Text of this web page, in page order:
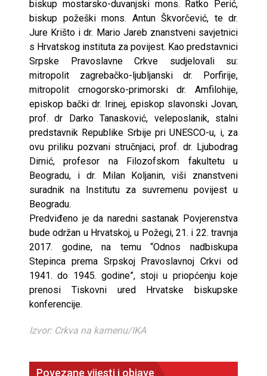
biskup mostarsko-duvanjski mons. Ratko Perić,
biskup požeški mons. Antun Škvorčević, te dr.
Jure Krišto i dr. Mario Jareb znanstveni savjetnici
s Hrvatskog instituta za povijest. Kao predstavnici
Srpske Pravoslavne Crkve sudjelovali su:
mitropolit zagrebačko-ljubljanski dr. Porfirije,
mitropolit crnogorsko-primorski dr. Amfilohije,
episkop bački dr. Irinej, episkop slavonski Jovan,
prof. dr Darko Tanasković, veleposlanik, stalni
predstavnik Republike Srbije pri UNESCO-u, i, za
ovu priliku pozvani stručnjaci, prof. dr. Ljubodrag
Dimić, profesor na Filozofskom fakultetu u
Beogradu, i dr. Milan Koljanin, viši znanstveni
suradnik na Institutu za suvremenu povijest u
Beogradu.
Predviđeno je da naredni sastanak Povjerenstva
bude održan u Hrvatskoj, u Požegi, 21. i 22. travnja
2017. godine, na temu “Odnos nadbiskupa
Stepinca prema Srpskoj Pravoslavnoj Crkvi od
1941. do 1945. godine”, stoji u priopćenju koje
prenosi Tiskovni ured Hrvatske biskupske
konferencije.
Izvor: Crkva na kamenu/IKA
Povezane vijesti i objave